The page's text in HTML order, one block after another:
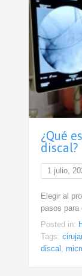
¿Qué
discal?
1 julio,
Elegir al
pasos
Posted in:
Tags:
discal